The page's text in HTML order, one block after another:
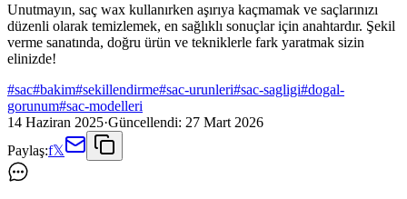
Unutmayın, saç wax kullanırken aşırıya kaçmamak ve saçlarınızı
düzenli olarak temizlemek, en sağlıklı sonuçlar için anahtardır. Şekil
verme sanatında, doğru ürün ve tekniklerle fark yaratmak sizin
elinizde!
#sac#bakim#sekillendirme#sac-urunleri#sac-sagligi#dogal-
gorunum#sac-modelleri
14 Haziran 2025·Güncellendi: 27 Mart 2026
Paylaş:f𝕏